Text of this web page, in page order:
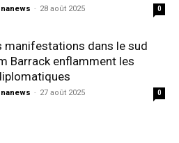
- 28 août 2025 0
manifestations dans le sud
Barrack enflamment les
- 27 août 2025 0